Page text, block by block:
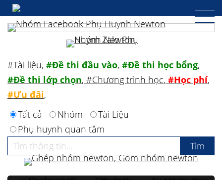
#Tài liệu, #Đề thi đầu vào, #Đề thi học bổng,
#Đề thi lớp chọn, #Chương trình học, #Học phí,
#Ưu đãi,
Tất cả
Nhóm
Tài Liệu
Phụ huynh quan tâm